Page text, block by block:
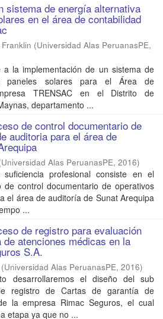
sistema de energía alternativa
en el área de contabilidad
(Universidad Alas PeruanasPE,
a la implementación de un sistema de
paneles solares para el Área de
TRENSAC en el Distrito de
departamento ...
de control documentario de
auditoria para el área de
Universidad Alas PeruanasPE, 2016)
profesional consiste en el
de control documentario de operativos
el área de auditoría de Sunat Arequipa
...
de registro para evaluación
atenciones médicas en la
S.A.
(Universidad Alas PeruanasPE, 2016)
desarrollaremos el diseño del sub
registro de Cartas de garantía de
la empresa Rimac Seguros, el cual
etapa ya que no ...